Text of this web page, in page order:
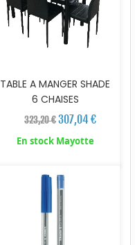
TABLE A MANGER SHADE
6 CHAISES
323,20 €307,04 €
En stock Mayotte